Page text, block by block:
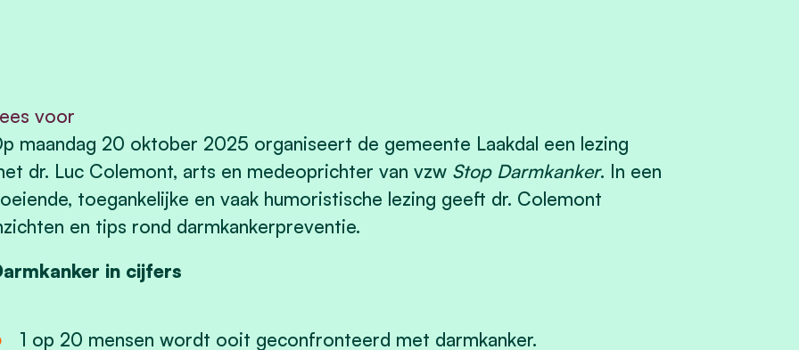
voor
maandag 20 oktober 2025 organiseert de gemeente Laakdal een lezing
dr. Luc Colemont, arts en medeoprichter van vzw Stop Darmkanker. In een
toegankelijke en vaak humoristische lezing geeft dr. Colemont
en tips rond darmkankerpreventie.
in cijfers
1 op 20 mensen wordt ooit geconfronteerd met darmkanker.